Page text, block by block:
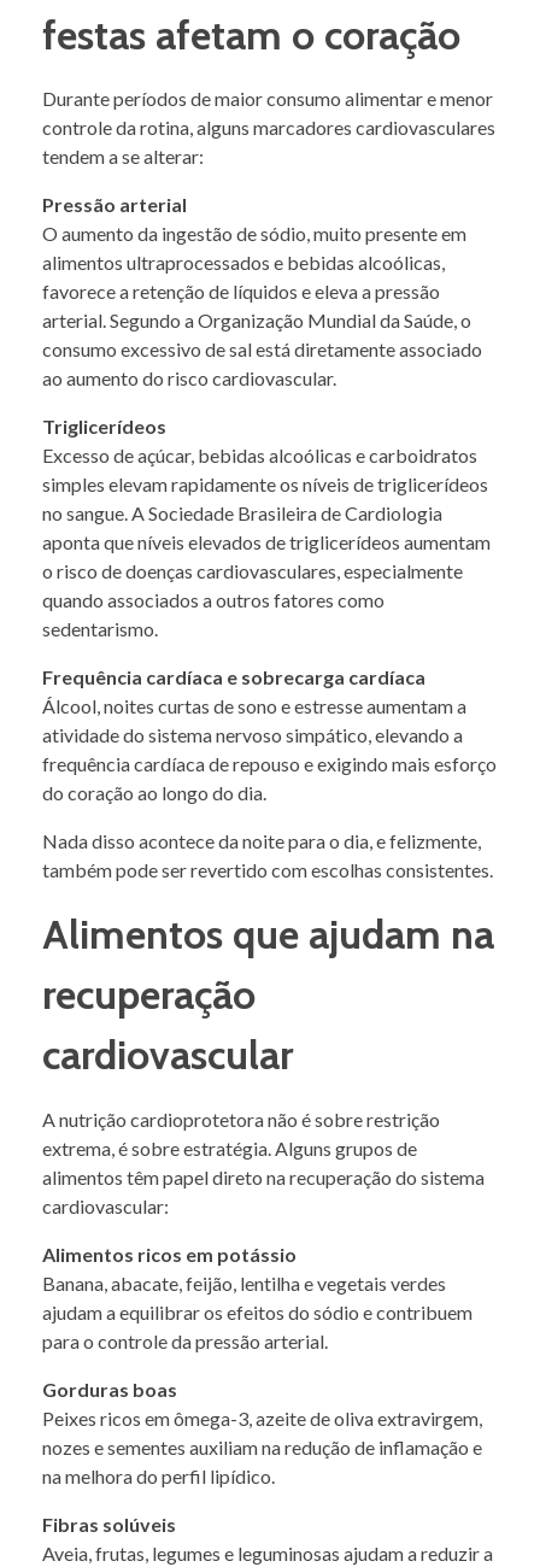
festas afetam o coração
Durante períodos de maior consumo alimentar e menor
controle da rotina, alguns marcadores cardiovasculares
tendem a se alterar:
Pressão arterial
O aumento da ingestão de sódio, muito presente em
alimentos ultraprocessados e bebidas alcoólicas,
favorece a retenção de líquidos e eleva a pressão
arterial. Segundo a Organização Mundial da Saúde, o
consumo excessivo de sal está diretamente associado
ao aumento do risco cardiovascular.
Triglicerídeos
Excesso de açúcar, bebidas alcoólicas e carboidratos
simples elevam rapidamente os níveis de triglicerídeos
no sangue. A Sociedade Brasileira de Cardiologia
aponta que níveis elevados de triglicerídeos aumentam
o risco de doenças cardiovasculares, especialmente
quando associados a outros fatores como
sedentarismo.
Frequência cardíaca e sobrecarga cardíaca
Álcool, noites curtas de sono e estresse aumentam a
atividade do sistema nervoso simpático, elevando a
frequência cardíaca de repouso e exigindo mais esforço
do coração ao longo do dia.
Nada disso acontece da noite para o dia, e felizmente,
também pode ser revertido com escolhas consistentes.
Alimentos que ajudam na
recuperação
cardiovascular
A nutrição cardioprotetora não é sobre restrição
extrema, é sobre estratégia. Alguns grupos de
alimentos têm papel direto na recuperação do sistema
cardiovascular:
Alimentos ricos em potássio
Banana, abacate, feijão, lentilha e vegetais verdes
ajudam a equilibrar os efeitos do sódio e contribuem
para o controle da pressão arterial.
Gorduras boas
Peixes ricos em ômega-3, azeite de oliva extravirgem,
nozes e sementes auxiliam na redução de inflamação e
na melhora do perfil lipídico.
Fibras solúveis
Aveia, frutas, legumes e leguminosas ajudam a reduzir a